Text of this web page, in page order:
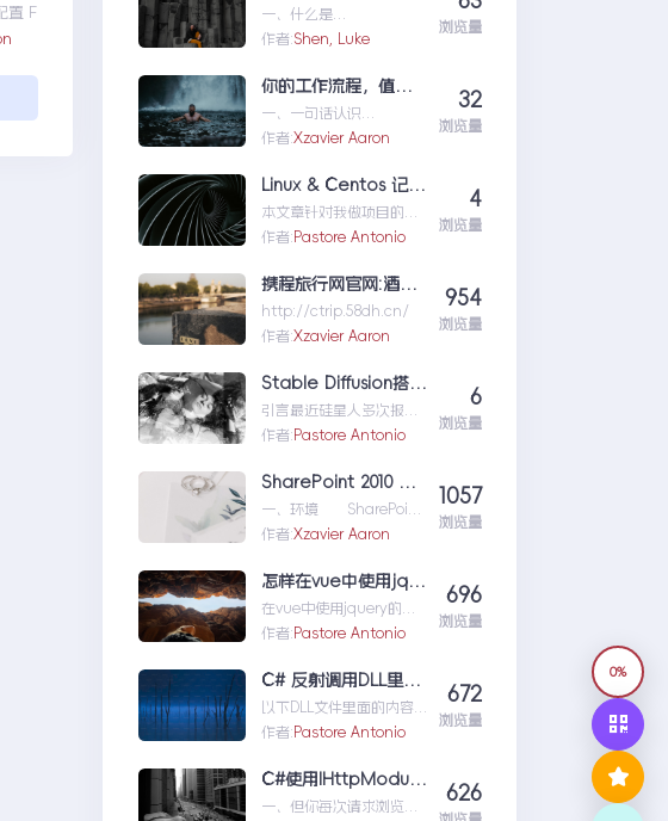
0%
置 Flowise 的前端框架？ 目标：寻找类似 Open WebUI ... memcached 处理
一、什么是
MCPMCP（ModelConte
大型语言模型（L...MCP|
MCP可以做什么
作者:Shen, Luke
浏览量
你的工作流程，值得一个“全自动数字分身”：录制、截图、成文，一气呵成
一、一句话认识
TestFlowRecorder在数字
记录操作步骤并生成清...
“全自动数字分身”：录
制、截图、成文，一气呵
作者:Xzavier Aaron
32
浏览量
Linux & Centos 记忆大全
本文章针对我做项目的时
候出现的一些经典问题进
yumError:Cannotret...Li
作者:Pastore Antonio
4
浏览量
携程旅行网官网:酒店预订,机票预订查询,旅游度假,商旅管理
http://ctrip.58dh.cn/
作者:Xzavier Aaron
954
浏览量
Stable Diffusion搭建全过程记录，生成自己的专属艺术照
引言最近硅星人多次报道
过AI图片生成技术，提到
Midjourney、
建全过程记录，生成自己
的专属艺术照
作者:Pastore Antonio
6
浏览量
一、环境 SharePoint
服务器：sh-fm-app
sh...SharePoint2010与
作者:Xzavier Aaron
1057
浏览量
怎样在vue中使用jquery
在vue中使用jquery的方
法：首先通过cnpm命令
改“webpack...怎样在
作者:Pastore Antonio
696
浏览量
C# 反射调用DLL里面方法并执行实例
以下DLL文件里面的内容
生成的程序集名为
paceCl...C#反射调用DLL
里面方法并执行实例
作者:Pastore Antonio
672
浏览量
C#使用IHttpModule接口修改http输出的方法浅谈
一、但你每次请求浏览一
626